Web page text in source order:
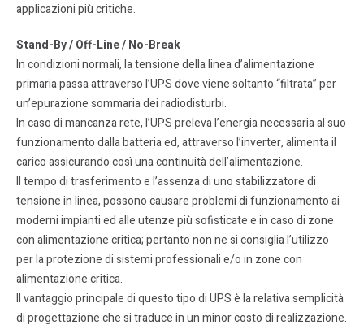
applicazioni più critiche.
Stand-By / Off-Line / No-Break
In condizioni normali, la tensione della linea d’alimentazione
primaria passa attraverso l’UPS dove viene soltanto “filtrata” per
un’epurazione sommaria dei radiodisturbi.
In caso di mancanza rete, l’UPS preleva l’energia necessaria al suo
funzionamento dalla batteria ed, attraverso l’inverter, alimenta il
carico assicurando così una continuità dell’alimentazione.
Il tempo di trasferimento e l’assenza di uno stabilizzatore di
tensione in linea, possono causare problemi di funzionamento ai
moderni impianti ed alle utenze più sofisticate e in caso di zone
con alimentazione critica; pertanto non ne si consiglia l’utilizzo
per la protezione di sistemi professionali e/o in zone con
alimentazione critica.
Il vantaggio principale di questo tipo di UPS è la relativa semplicità
di progettazione che si traduce in un minor costo di realizzazione.